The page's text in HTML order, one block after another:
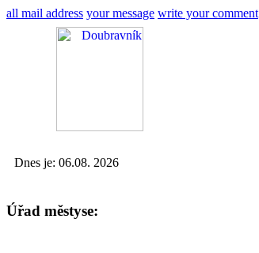
all mail address your message write your comment
Dnes je: 06.08. 2026
Úřad městyse: